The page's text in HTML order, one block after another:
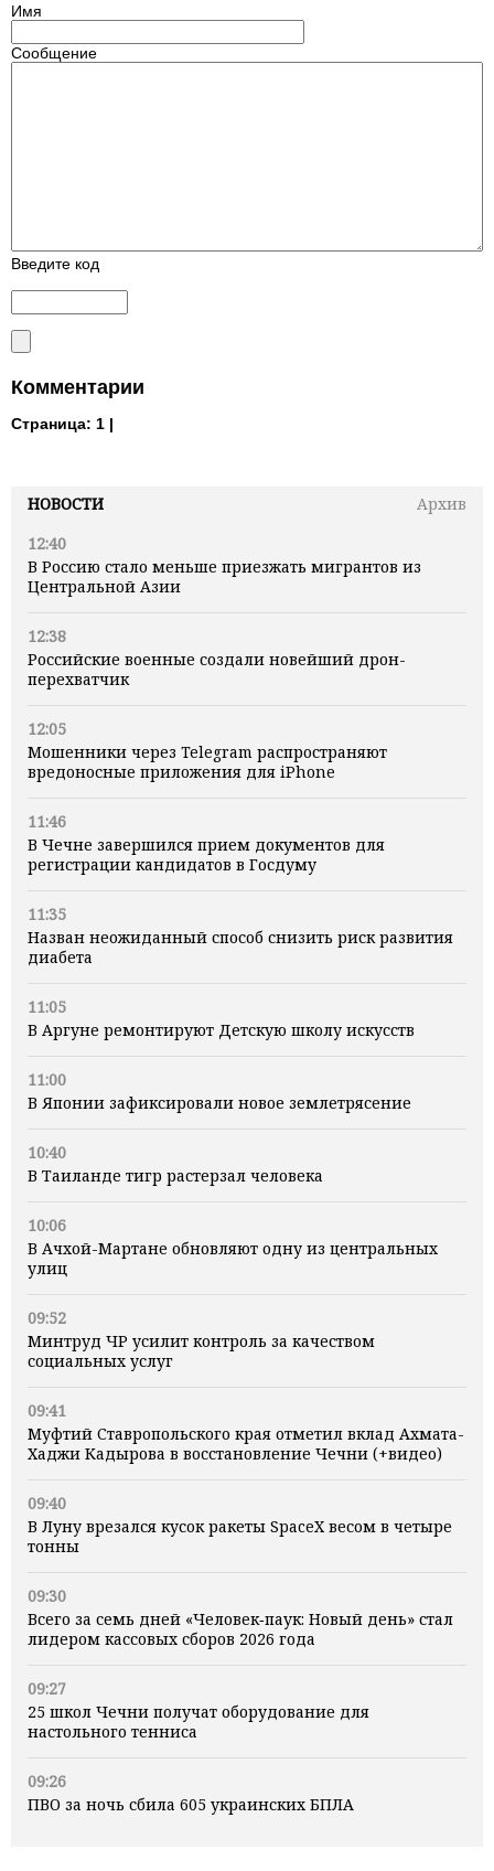
НОВОСТИ
Архив
12:40
В Россию стало меньше приезжать мигрантов из
Центральной Азии
12:38
Российские военные создали новейший дрон-
перехватчик
12:05
Мошенники через Telegram распространяют
вредоносные приложения для iPhone
11:46
В Чечне завершился прием документов для
регистрации кандидатов в Госдуму
11:35
Назван неожиданный способ снизить риск развития
диабета
11:05
В Аргуне ремонтируют Детскую школу искусств
11:00
В Японии зафиксировали новое землетрясение
10:40
В Таиланде тигр растерзал человека
10:06
В Ачхой-Мартане обновляют одну из центральных
улиц
09:52
Минтруд ЧР усилит контроль за качеством
социальных услуг
09:41
Муфтий Ставропольского края отметил вклад Ахмата-
Хаджи Кадырова в восстановление Чечни (+видео)
09:40
В Луну врезался кусок ракеты SpaceX весом в четыре
тонны
09:30
Всего за семь дней «Человек‑паук: Новый день» стал
лидером кассовых сборов 2026 года
09:27
25 школ Чечни получат оборудование для
настольного тенниса
09:26
ПВО за ночь сбила 605 украинских БПЛА
Имя
Сообщение
Введите код
Комментарии
Страница: 1 |